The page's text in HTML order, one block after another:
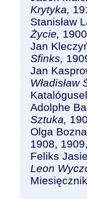
Krytyka,
Stanisław
Życie,
Jan
Sfinks,
Jan
Adolphe
Sztuka,
Olga
1908,
Feliks
Leon